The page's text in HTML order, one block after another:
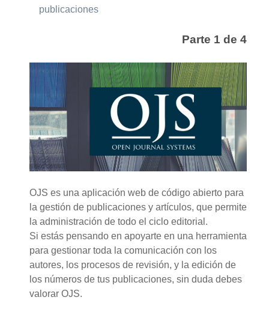
publicaciones
Parte 1 de 4
OJS es una aplicación web de código abierto para
la gestión de publicaciones y artículos, que permite
la administración de todo el ciclo editorial.
Si estás pensando en apoyarte en una herramienta
para gestionar toda la comunicación con los
autores, los procesos de revisión, y la edición de
los números de tus publicaciones, sin duda debes
valorar OJS.